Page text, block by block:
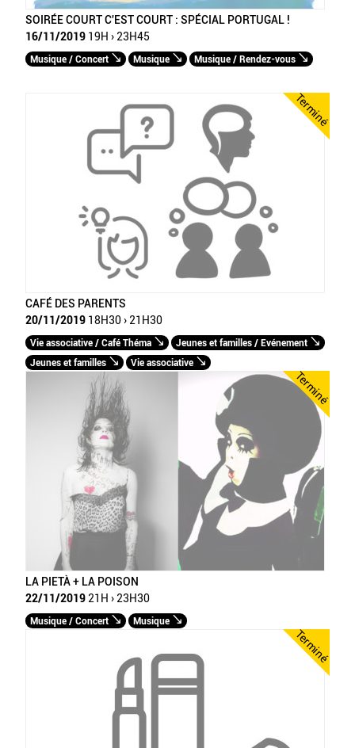
SOIRÉE COURT C'EST COURT : SPÉCIAL PORTUGAL !
16/11/2019 19H › 23H45
Musique / Concert Musique Musique / Rendez-vous
Terminé
CAFÉ DES PARENTS
20/11/2019 18H30 › 21H30
Vie associative / Café Théma
Jeunes et familles / Evénement
Jeunes et familles
Vie associative
Terminé
LA PIETÀ + LA POISON
22/11/2019 21H › 23H30
Musique / Concert Musique
Terminé